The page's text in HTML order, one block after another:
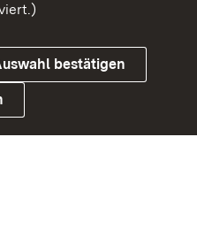
bestätigen